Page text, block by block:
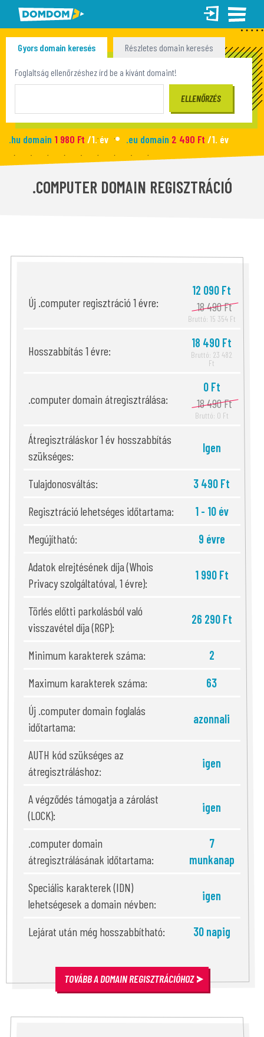
Gyors domain keresés
Részletes domain keresés
Tömeges domain keresés
Foglaltság ellenőrzéshez írd be a kívánt domaint!
.hu domain 1 980 Ft /1. év .eu domain 2 490 Ft /1. év
.site domain990 Ft/1. év .fun domain1 090 Ft/1. év
Új honlap2 990 Ft/hó
.COMPUTER DOMAIN REGISZTRÁCIÓ
Új .computer regisztráció 1 évre:
12 090 Ft
18 490 Ft
Bruttó: 15 354 Ft
Hosszabbítás 1 évre:
18 490 Ft
Bruttó: 23 482
Ft
.computer domain átregisztrálása:
0 Ft
18 490 Ft
Bruttó: 0 Ft
Átregisztráláskor 1 év hosszabbítás
szükséges:
Igen
Tulajdonosváltás:
3 490 Ft
Regisztráció lehetséges időtartama:
1 - 10 év
Megújítható:
9 évre
Adatok elrejtésének díja (Whois
Privacy szolgáltatóval, 1 évre):
1 990 Ft
Törlés előtti parkolásból való
visszavétel díja (RGP):
26 290 Ft
Minimum karakterek száma:
2
Maximum karakterek száma:
63
Új .computer domain foglalás
időtartama:
azonnali
AUTH kód szükséges az
átregisztráláshoz:
igen
A végződés támogatja a zárolást
(LOCK):
igen
.computer domain
átregisztrálásának időtartama:
7
munkanap
Speciális karakterek (IDN)
lehetségesek a domain névben:
igen
Lejárat után még hosszabbítható: 30 napig
TOVÁBB A DOMAIN REGISZTRÁCIÓHOZ